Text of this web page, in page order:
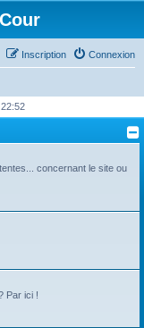
Connexion
Inscription
concernant le site ou
Par ici !